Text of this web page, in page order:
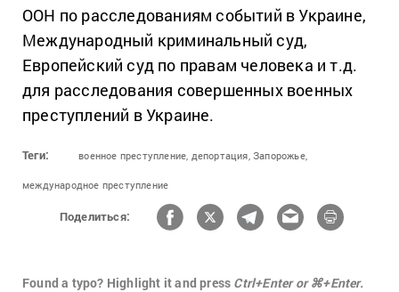
ООН по расследованиям событий в Украине,
Международный криминальный суд,
Европейский суд по правам человека и т.д.
для расследования совершенных военных
преступлений в Украине.
Теги: военное преступление, депортация, Запорожье,
международное преступление
Поделиться:
Found a typo? Highlight it and press Ctrl+Enter or ⌘+Enter.